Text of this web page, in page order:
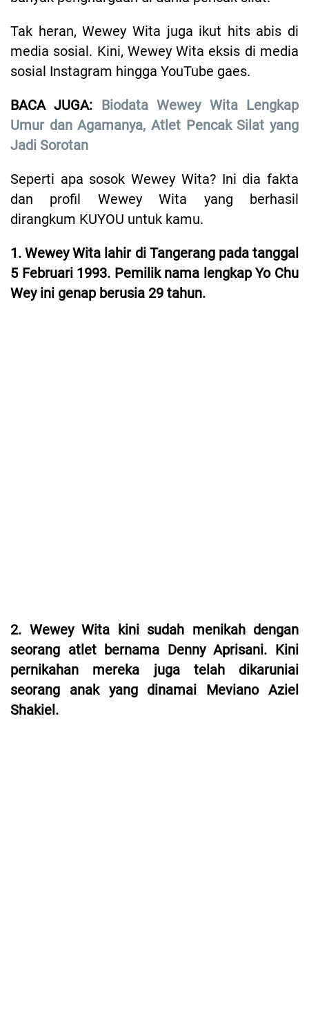
Tak heran, Wewey Wita juga ikut hits abis di
media sosial. Kini, Wewey Wita eksis di media
sosial Instagram hingga YouTube gaes.
BACA JUGA: Biodata Wewey Wita Lengkap
Umur dan Agamanya, Atlet Pencak Silat yang
Jadi Sorotan
Seperti apa sosok Wewey Wita? Ini dia fakta
dan profil Wewey Wita yang berhasil
dirangkum KUYOU untuk kamu.
1. Wewey Wita lahir di Tangerang pada tanggal
5 Februari 1993. Pemilik nama lengkap Yo Chu
Wey ini genap berusia 29 tahun.
2. Wewey Wita kini sudah menikah dengan
seorang atlet bernama Denny Aprisani. Kini
pernikahan mereka juga telah dikaruniai
seorang anak yang dinamai Meviano Aziel
Shakiel.